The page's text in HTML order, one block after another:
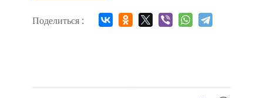
Поделиться :